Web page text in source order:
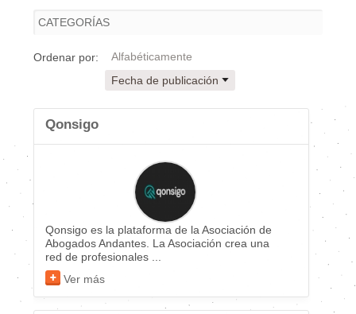
Ordenar por:
Alfabéticamente
Fecha de publicación
Qonsigo
Qonsigo es la plataforma de la Asociación de
Abogados Andantes. La Asociación crea una
red de profesionales ...
Ver más